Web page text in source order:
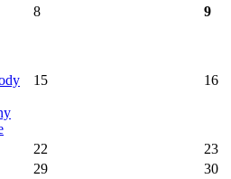
8 9
15 16
22
23
29
30